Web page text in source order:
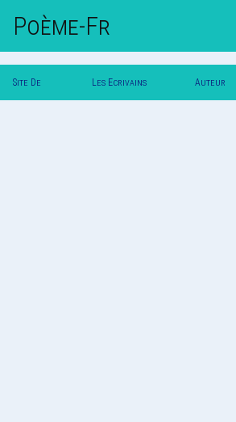
Poème-Fr
Site De Les Ecrivains Auteur